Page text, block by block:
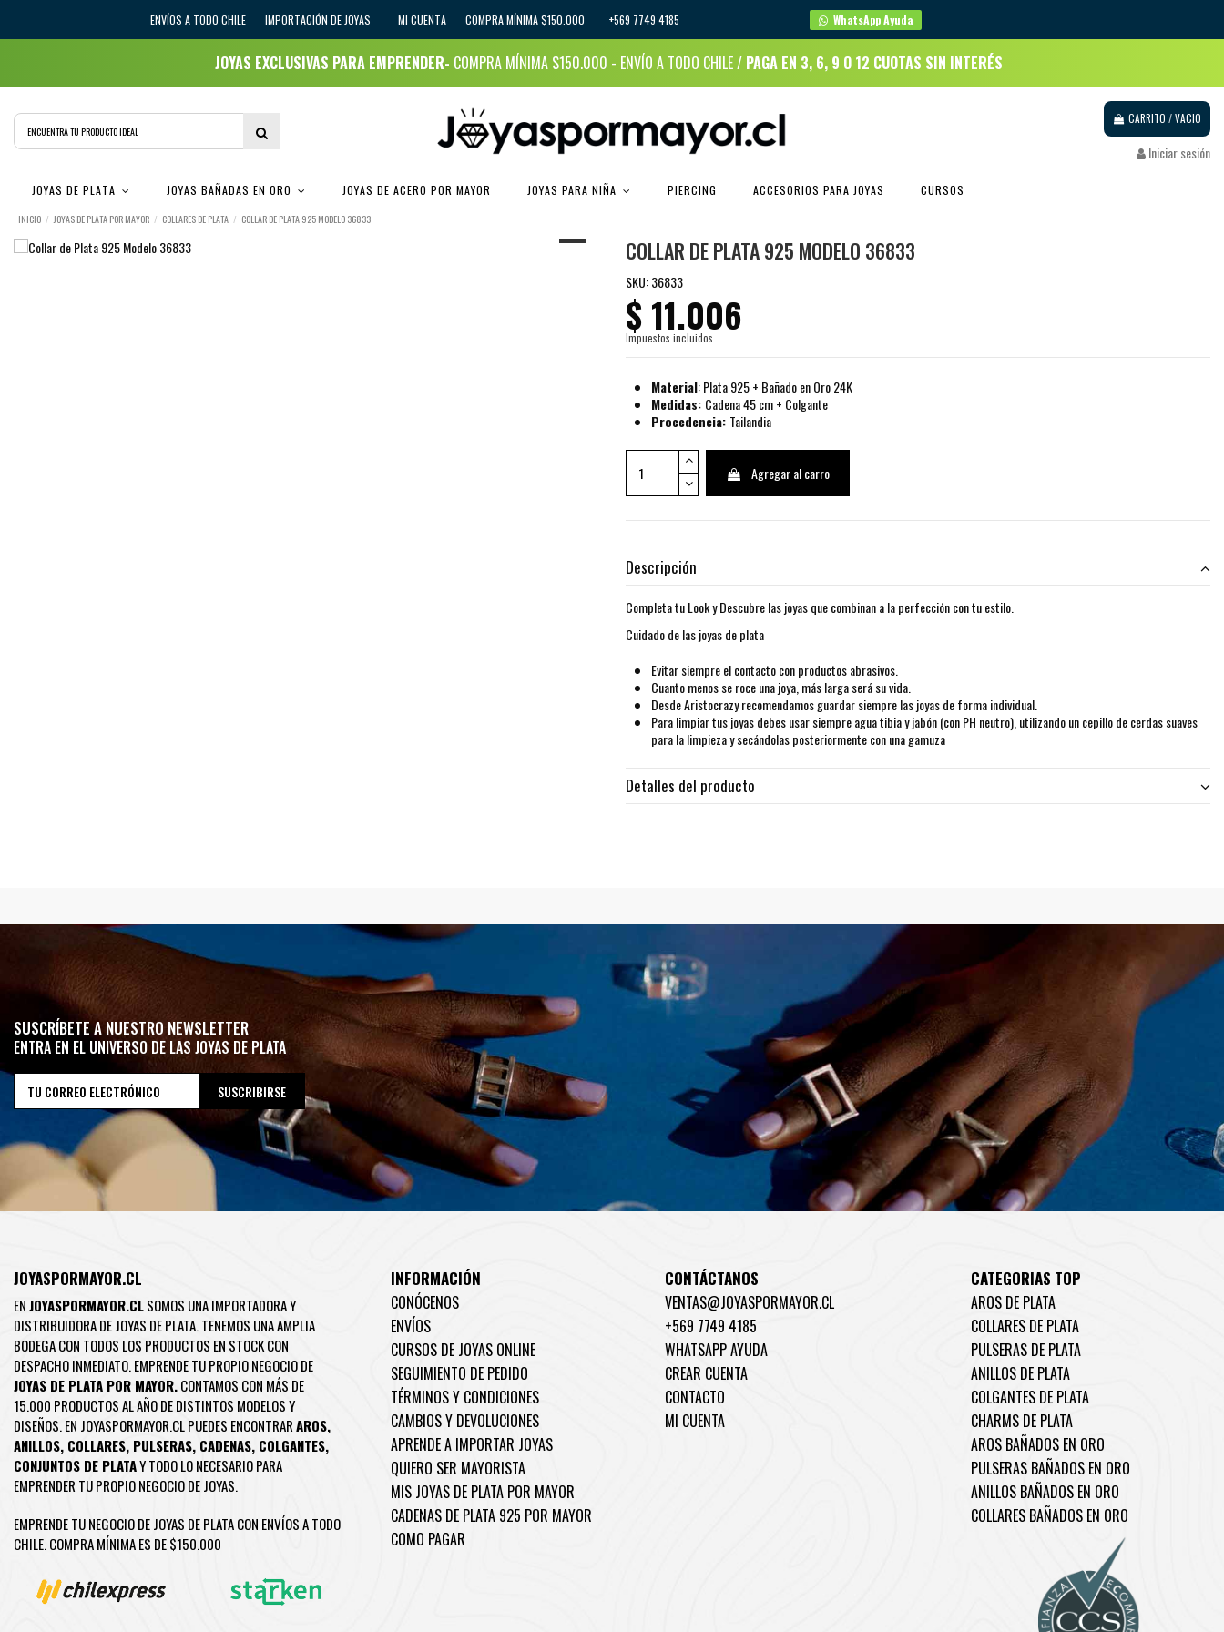
ENVÍOS A TODO CHILE IMPORTACIÓN DE JOYAS MI CUENTACOMPRA MÍNIMA $150.000 +569 7749 4185 WhatsApp Ayuda
JOYAS EXCLUSIVAS PARA EMPRENDER- COMPRA MÍNIMA $150.000 - ENVÍO A TODO CHILE / PAGA EN 3, 6, 9 O 12 CUOTAS SIN INTERÉS
CARRITO /VACIO
Iniciar sesión
JOYAS DE PLATA JOYAS BAÑADAS EN ORO JOYAS DE ACERO POR MAYOR JOYAS PARA NIÑA PIERCING ACCESORIOS PARA JOYAS CURSOS
INICIO JOYAS DE PLATA POR MAYOR COLLARES DE PLATA COLLAR DE PLATA 925 MODELO 36833
COLLAR DE PLATA 925 MODELO 36833
SKU:36833
$ 11.006
Impuestos incluidos
Material: Plata 925 + Bañado en Oro 24K
Medidas: Cadena 45 cm + Colgante
Procedencia: Tailandia
Agregar al carro
Descripción
Completa tu Look y Descubre las joyas que combinan a la perfección con tu estilo.
Cuidado de las joyas de plata
Evitar siempre el contacto con productos abrasivos.
Cuanto menos se roce una joya, más larga será su vida.
Desde Aristocrazy recomendamos guardar siempre las joyas de forma individual.
Para limpiar tus joyas debes usar siempre agua tibia y jabón (con PH neutro), utilizando un cepillo de cerdas suaves
para la limpieza y secándolas posteriormente con una gamuza
Detalles del producto
SUSCRÍBETE A NUESTRO NEWSLETTER
ENTRA EN EL UNIVERSO DE LAS JOYAS DE PLATA
JOYASPORMAYOR.CL
ENJOYASPORMAYOR.CLSOMOS UNA IMPORTADORA Y
DISTRIBUIDORA DE JOYAS DE PLATA. TENEMOS UNA AMPLIA
BODEGA CON TODOS LOS PRODUCTOS EN STOCK CON
DESPACHO INMEDIATO. EMPRENDE TU PROPIO NEGOCIO DE
JOYAS DE PLATA POR MAYOR.CONTAMOS CON MÁS DE
15.000 PRODUCTOS AL AÑO DE DISTINTOS MODELOS Y
DISEÑOS. EN JOYASPORMAYOR.CL PUEDES ENCONTRARAROS,
ANILLOS, COLLARES, PULSERAS, CADENAS, COLGANTES,
CONJUNTOS DE PLATAY TODO LO NECESARIO PARA
EMPRENDER TU PROPIO NEGOCIO DE JOYAS.
EMPRENDE TU NEGOCIO DE JOYAS DE PLATA CON ENVÍOS A TODO
CHILE. COMPRA MÍNIMA ES DE $150.000
INFORMACIÓN
CONÓCENOS
ENVÍOS
CURSOS DE JOYAS ONLINE
SEGUIMIENTO DE PEDIDO
TÉRMINOS Y CONDICIONES
CAMBIOS Y DEVOLUCIONES
APRENDE A IMPORTAR JOYAS
QUIERO SER MAYORISTA
MIS JOYAS DE PLATA POR MAYOR
CADENAS DE PLATA 925 POR MAYOR
COMO PAGAR
CONTÁCTANOS
VENTAS@JOYASPORMAYOR.CL
+569 7749 4185
WHATSAPP AYUDA
CREAR CUENTA
CONTACTO
MI CUENTA
CATEGORIAS TOP
AROS DE PLATA
COLLARES DE PLATA
PULSERAS DE PLATA
ANILLOS DE PLATA
COLGANTES DE PLATA
CHARMS DE PLATA
AROS BAÑADOS EN ORO
PULSERAS BAÑADOS EN ORO
ANILLOS BAÑADOS EN ORO
COLLARES BAÑADOS EN ORO